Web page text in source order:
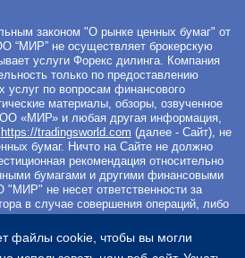
законом "О рынке ценных бумаг" от
“МИР” не осуществляет брокерскую
услуги Форекс дилинга. Компания
только по предоставлению
услуг по вопросам финансового
материалы, обзоры, озвученное
«МИР» и любая другая информация,
https://tradingsworld.com (далее - Сайт), не
бумаг. Ничто на Сайте не должно
рекомендация относительно
бумагами и другими финансовыми
не несет ответственности за
в случае совершения операций, либо
инструменты, упомянутые в
Вы не должны начинать работу с
если не готовы к риску частичной и/
файлы cookie, чтобы вы могли